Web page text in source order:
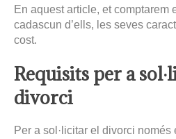
En aquest article, et comptarem
cadascun d’ells, les seves
cost.
Requisits per a
divorci
Per a sol·licitar el divorci només